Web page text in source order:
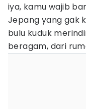
iya, kamu wajib
Jepang yang gak
bulu kuduk
beragam, dari